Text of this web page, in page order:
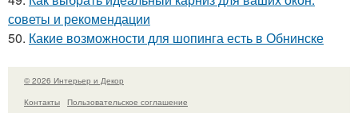
советы и рекомендации
50. Какие возможности для шопинга есть в Обнинске
© 2026 Интерьер и Декор
Контакты
Пользовательское соглашение